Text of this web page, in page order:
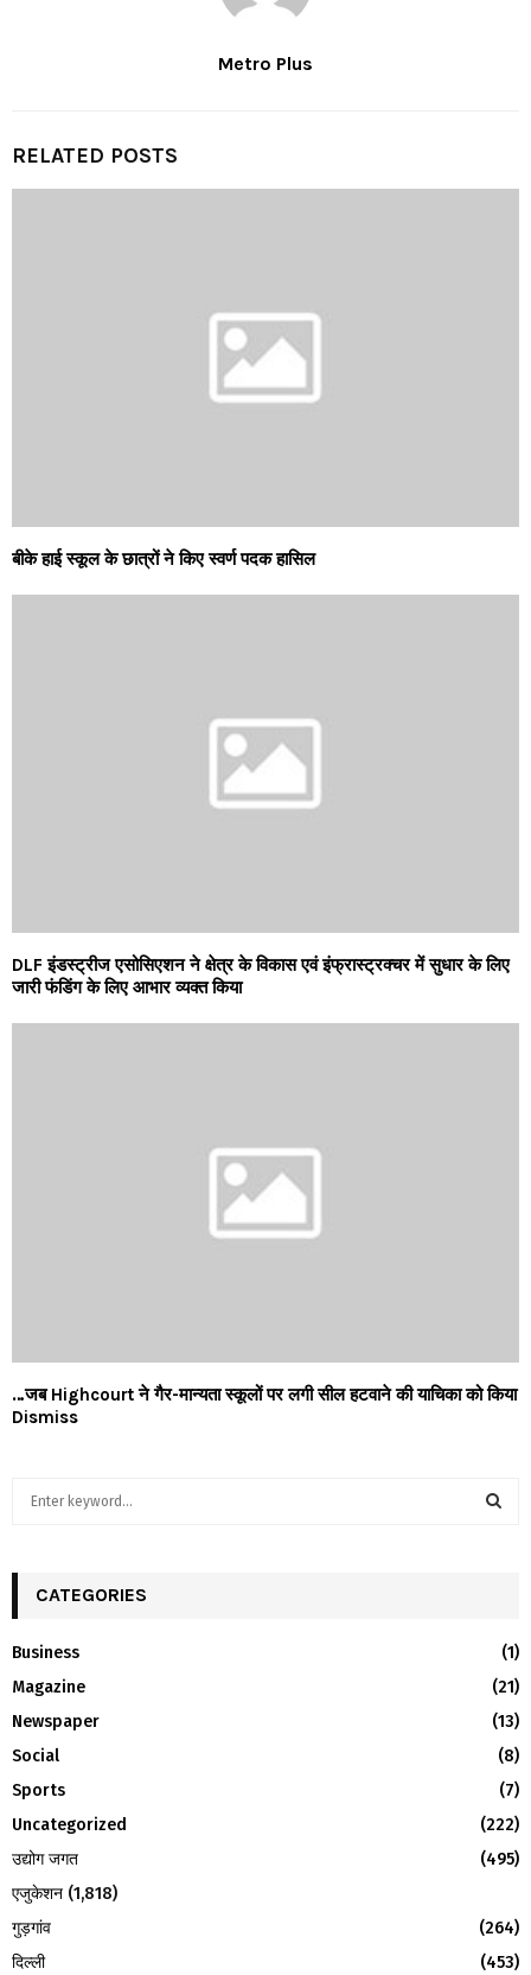
Metro Plus
RELATED POSTS
बीके हाई स्कूल के छात्रों ने किए स्वर्ण पदक हासिल
DLF इंडस्ट्रीज एसोसिएशन ने क्षेत्र के विकास एवं इंफ्रास्ट्रक्चर में सुधार के लिए
जारी फंडिंग के लिए आभार व्यक्त किया
…जब Highcourt ने गैर-मान्यता स्कूलों पर लगी सील हटवाने की याचिका को किया
Dismiss
h
o
r
:
R
CATEGORIES
Business
(1)
Magazine
(21)
Newspaper
(13)
Social
(8)
Sports
(7)
Uncategorized
(222)
उद्योग जगत
(495)
एजुकेशन (1,818)
गुड़गांव
(264)
दिल्ली
(453)